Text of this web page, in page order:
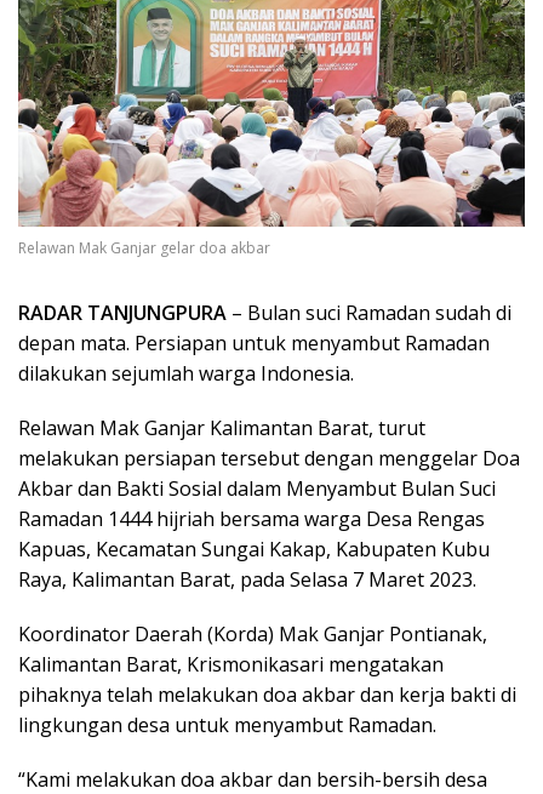
Relawan Mak Ganjar gelar doa akbar
RADAR TANJUNGPURA – Bulan suci Ramadan sudah di
depan mata. Persiapan untuk menyambut Ramadan
dilakukan sejumlah warga Indonesia.
Relawan Mak Ganjar Kalimantan Barat, turut
melakukan persiapan tersebut dengan menggelar Doa
Akbar dan Bakti Sosial dalam Menyambut Bulan Suci
Ramadan 1444 hijriah bersama warga Desa Rengas
Kapuas, Kecamatan Sungai Kakap, Kabupaten Kubu
Raya, Kalimantan Barat, pada Selasa 7 Maret 2023.
Koordinator Daerah (Korda) Mak Ganjar Pontianak,
Kalimantan Barat, Krismonikasari mengatakan
pihaknya telah melakukan doa akbar dan kerja bakti di
lingkungan desa untuk menyambut Ramadan.
“Kami melakukan doa akbar dan bersih-bersih desa